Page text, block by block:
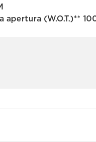
apertura (W.O.T.)**